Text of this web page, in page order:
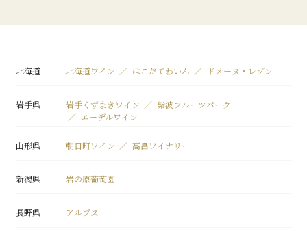
北海道 北海道ワイン はこだてわいん ドメーヌ・レゾン
岩手県 岩手くずまきワイン
紫波フルーツパーク
エーデルワイン
山形県 朝日町ワイン 高畠ワイナリー
新潟県 岩の原葡萄園
長野県 アルプス